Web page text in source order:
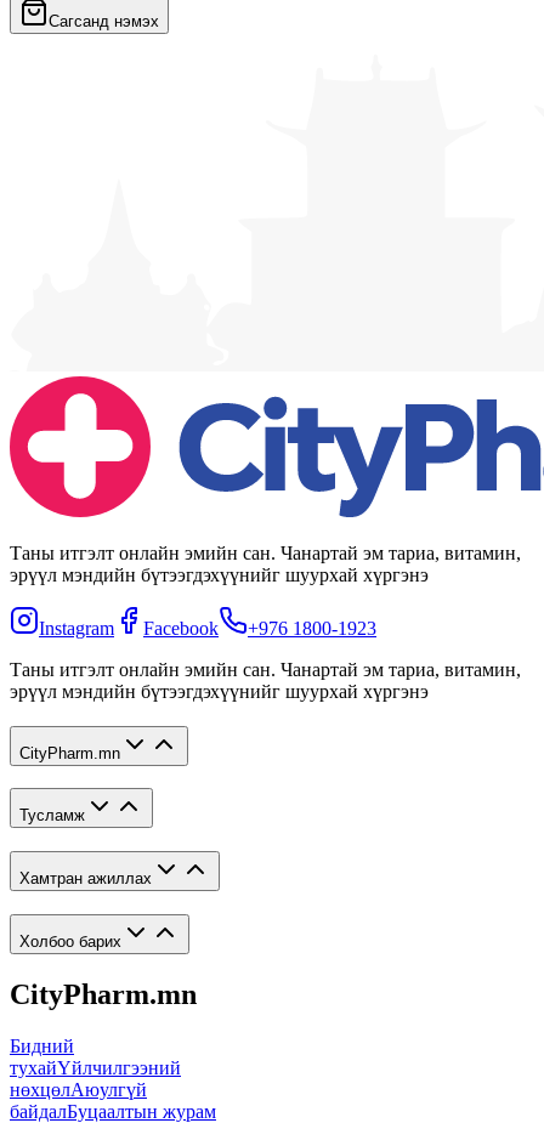
Сагсанд нэмэх
Таны итгэлт онлайн эмийн сан. Чанартай эм тариа, витамин,
эрүүл мэндийн бүтээгдэхүүнийг шуурхай хүргэнэ
Instagram Facebook
+976 1800-1923
Таны итгэлт онлайн эмийн сан. Чанартай эм тариа, витамин,
эрүүл мэндийн бүтээгдэхүүнийг шуурхай хүргэнэ
CityPharm.mn
Тусламж
Хамтран ажиллах
Холбоо барих
CityPharm.mn
Бидний
тухайҮйлчилгээний
нөхцөлАюулгүй
байдалБуцаалтын журам